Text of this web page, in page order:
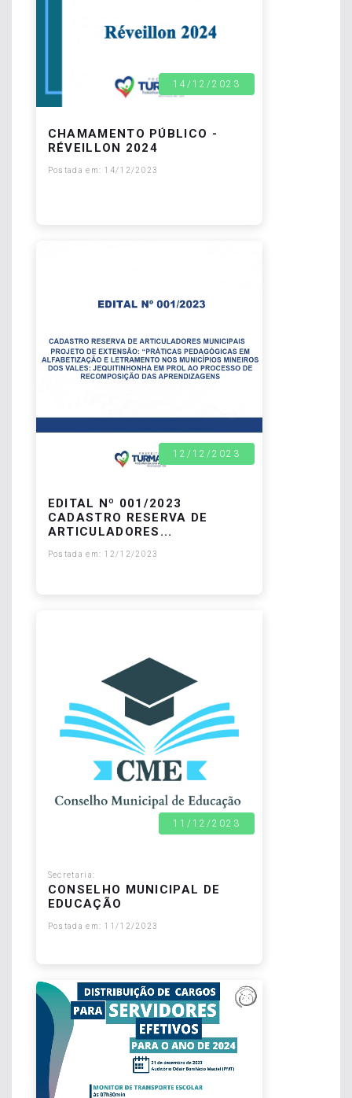
14/12/2023
CHAMAMENTO PÚBLICO -
RÉVEILLON 2024
Postada em: 14/12/2023
12/12/2023
EDITAL Nº 001/2023
CADASTRO RESERVA DE
ARTICULADORES...
Postada em: 12/12/2023
11/12/2023
Secretaria:
CONSELHO MUNICIPAL DE
EDUCAÇÃO
Postada em: 11/12/2023